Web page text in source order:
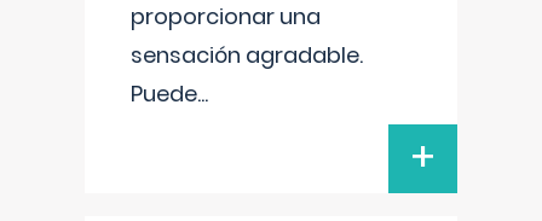
proporcionar una
sensación agradable.
Puede...
+